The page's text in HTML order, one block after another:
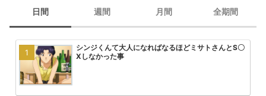
日間
シンジくんて大人になればなるほどミサトさんとS〇
Xしなかった事
週間
【悲報】最近のプリキュアヒロイ
月間
みいちゃんと山田さん、次号最終回
全期間
大人気エロ漫画「サバエとヤッた